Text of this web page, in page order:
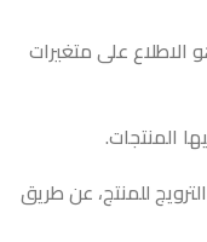
الاطلاع على متغيرات
المنتجات.
للمنتج، عن طريق